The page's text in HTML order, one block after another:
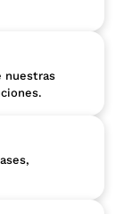
nuestras